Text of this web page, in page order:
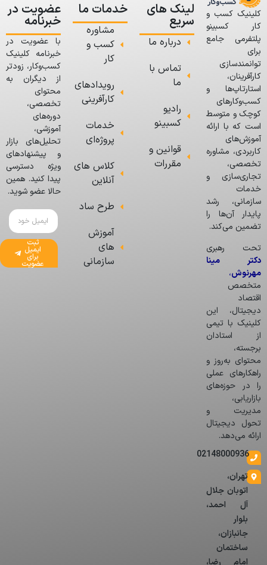
کلینیک کسب و
کار کسبینو
پلتفرمی جامع
برای
توانمندسازی
کارآفرینان،
استارتاپ‌ها و
کسب‌وکارهای
کوچک و متوسط
است که با ارائه
آموزش‌های
کاربردی، مشاوره
تخصصی،
تجاری‌سازی و
خدمات
سازمانی، رشد
پایدار آن‌ها را
تضمین می‌کند.
تحت رهبری
دکتر مینا
مهرنوش،
متخصص
اقتصاد
دیجیتال، این
کلینیک با تیمی
از استادان
برجسته،
محتوای به‌روز و
راهکارهای عملی
را در حوزه‌های
بازاریابی،
مدیریت و
تحول دیجیتال
ارائه می‌دهد.
02148000936
تهران،
اتوبان جلال
آل احمد،
بلوار
جانبازان،
ساختمان
امام رضا،
لینک های
سریع
درباره ما
تماس با
ما
رادیو
کسبینو
قوانین و
مقررات
خدمات ما
مشاوره
کسب و
کار
رویدادهای
کارآفرینی
خدمات
پروژه‌ای
کلاس های
آنلاین
طرح ساد
آموزش
های
سازمانی
عضویت در
خبرنامه
با عضویت در
خبرنامه کلینیک
کسب‌وکار، زودتر
از دیگران به
محتوای
تخصصی،
دوره‌های
آموزشی،
تحلیل‌های بازار
و پیشنهادهای
ویژه دسترسی
پیدا کنید. همین
حالا عضو شوید.
ثبت
ایمیل
برای
عضویت